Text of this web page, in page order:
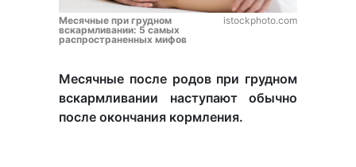
Месячные при грудном
вскармливании: 5 самых
распространенных мифов
istockphoto.com
Месячные после родов при грудном
вскармливании наступают обычно
после окончания кормления.